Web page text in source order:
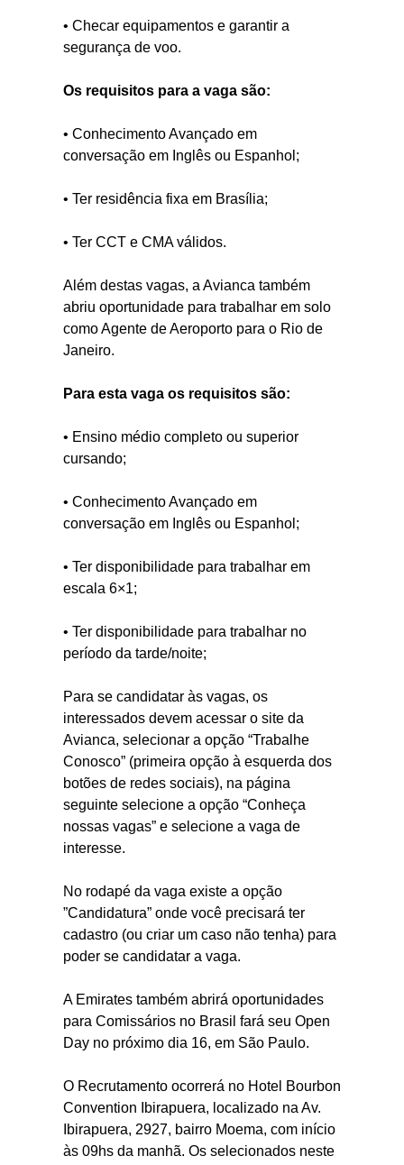
• Checar equipamentos e garantir a
segurança de voo.
Os requisitos para a vaga são:
• Conhecimento Avançado em
conversação em Inglês ou Espanhol;
• Ter residência fixa em Brasília;
• Ter CCT e CMA válidos.
Além destas vagas, a Avianca também
abriu oportunidade para trabalhar em solo
como Agente de Aeroporto para o Rio de
Janeiro.
Para esta vaga os requisitos são:
• Ensino médio completo ou superior
cursando;
• Conhecimento Avançado em
conversação em Inglês ou Espanhol ;
• Ter disponibilidade para trabalhar em
escala 6×1;
• Ter disponibilidade para trabalhar no
período da tarde/noite;
Para se candidatar às vagas, os
interessados devem acessar o site da
Avianca, selecionar a opção “Trabalhe
Conosco” (primeira opção à esquerda dos
botões de redes sociais), na página
seguinte selecione a opção “Conheça
nossas vagas” e selecione a vaga de
interesse.
No rodapé da vaga existe a opção
”Candidatura” onde você precisará ter
cadastro (ou criar um caso não tenha) para
poder se candidatar a vaga.
A Emirates também abrirá oportunidades
para Comissários no Brasil fará seu Open
Day no próximo dia 16, em São Paulo.
O Recrutamento ocorrerá no Hotel Bourbon
Convention Ibirapuera, localizado na Av.
Ibirapuera, 2927, bairro Moema, com início
às 09hs da manhã. Os selecionados neste